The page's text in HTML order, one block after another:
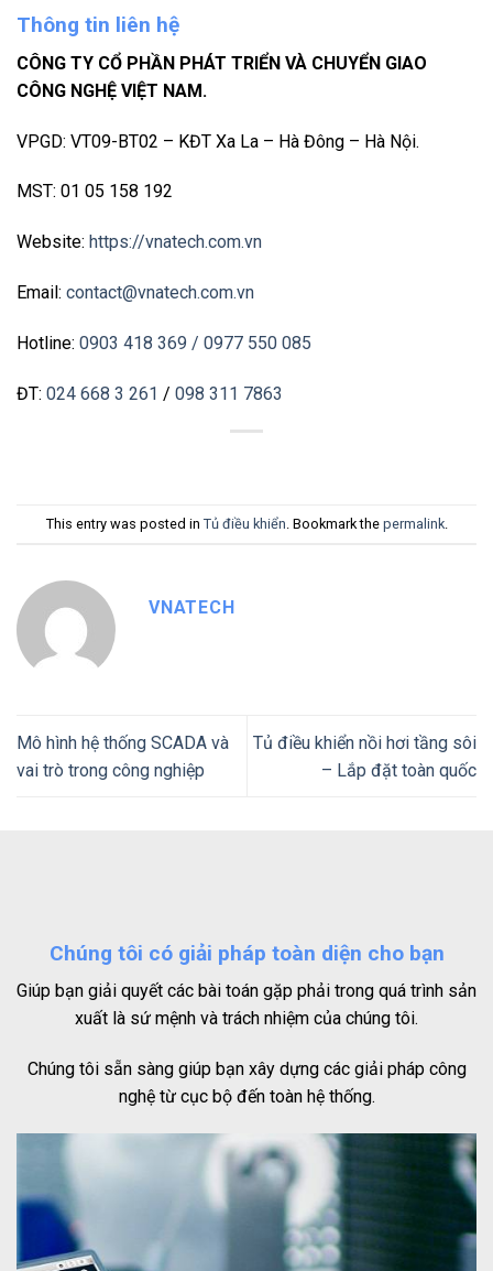
Thông tin liên hệ
CÔNG TY CỔ PHẦN PHÁT TRIỂN VÀ CHUYỂN GIAO
CÔNG NGHỆ VIỆT NAM.
VPGD: VT09-BT02 – KĐT Xa La – Hà Đông – Hà Nội.
MST: 01 05 158 192
Website: https://vnatech.com.vn
Email: contact@vnatech.com.vn
Hotline: 0903 418 369 / 0977 550 085
ĐT: 024 668 3 261 / 098 311 7863
This entry was posted in Tủ điều khiển . Bookmark the permalink.
VNATECH
Mô hình hệ thống SCADA và
vai trò trong công nghiệp
Tủ điều khiển nồi hơi tầng sôi
– Lắp đặt toàn quốc
Chúng tôi có giải pháp toàn diện cho bạn
Giúp bạn giải quyết các bài toán gặp phải trong quá trình sản
xuất là sứ mệnh và trách nhiệm của chúng tôi.
Chúng tôi sẵn sàng giúp bạn xây dựng các giải pháp công
nghệ từ cục bộ đến toàn hệ thống.